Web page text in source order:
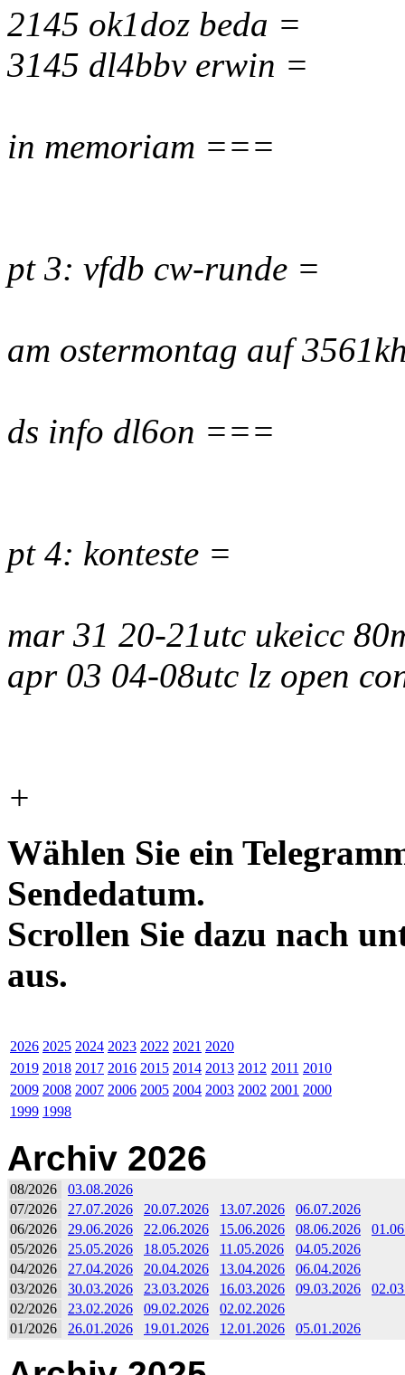
2145 ok1doz beda =
3145 dl4bbv erwin =
in memoriam ===
pt 3: vfdb cw-runde =
am ostermontag auf
ds info dl6on ===
pt 4: konteste =
mar 31 20-21utc ukeicc
apr 03 04-08utc lz open
+
Wählen Sie ein
Sendedatum.
Scrollen Sie dazu nach
aus.
2026 2025 2024 2023 2022 2021 2020
2019 2018 2017 2016 2015 2014 2013 2012 2011 2010
2009 2008 2007 2006 2005 2004 2003 2002 2001 2000
1999 1998
Archiv 2026
08/2026
03.08.2026
07/2026
27.07.2026 20.07.2026 13.07.2026
06.07.2026
06/2026
29.06.2026 22.06.2026 15.06.2026 08.06.2026
05/2026
25.05.2026 18.05.2026 11.05.2026
04.05.2026
04/2026
27.04.2026 20.04.2026 13.04.2026
06.04.2026
03/2026
30.03.2026 23.03.2026 16.03.2026 09.03.2026
02/2026
23.02.2026 09.02.2026
02.02.2026
01/2026
26.01.2026 19.01.2026 12.01.2026 05.01.2026